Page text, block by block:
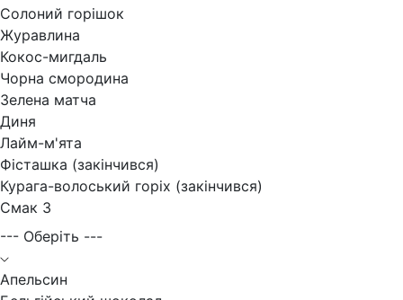
Солоний горішок
Журавлина
Кокос-мигдаль
Чорна смородина
Зелена матча
Диня
Лайм-м'ята
Фісташка (закінчився)
Курага-волоський горіх (закінчився)
Смак 3
--- Оберіть ---
Апельсин